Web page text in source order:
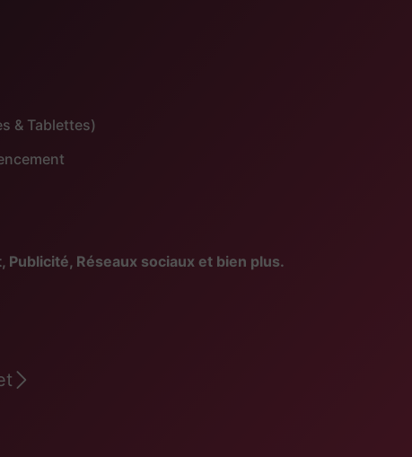
& Tablettes)
Réseaux sociaux et bien plus.